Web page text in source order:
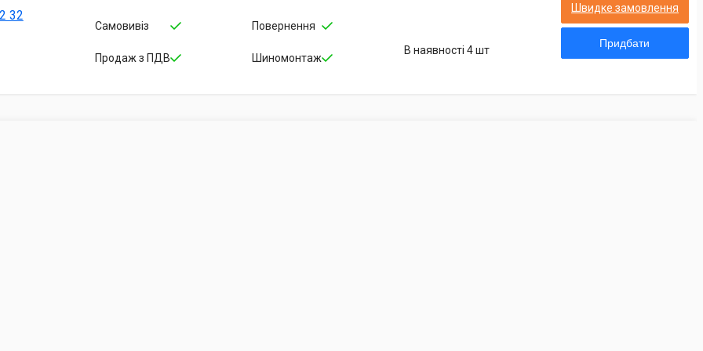
32
Самовивіз
Продаж з ПДВ
Повернення
Шиномонтаж
В наявності 4 шт
Швидке замовлення
Придбати